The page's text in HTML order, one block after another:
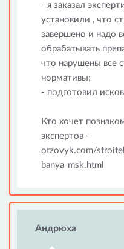
- я заказал
установили , что
завершено и надо
обрабатывать
что нарушены все
нормативы;
- подготовил
Кто хочет
экспертов -
otzovyk.com/
banya-msk.html
Андрюха